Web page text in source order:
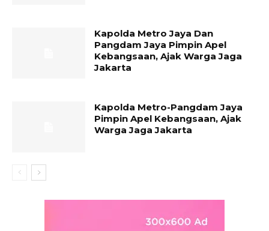
Kapolda Metro Jaya Dan
Pangdam Jaya Pimpin Apel
Kebangsaan, Ajak Warga Jaga
Jakarta
Kapolda Metro-Pangdam Jaya
Pimpin Apel Kebangsaan, Ajak
Warga Jaga Jakarta